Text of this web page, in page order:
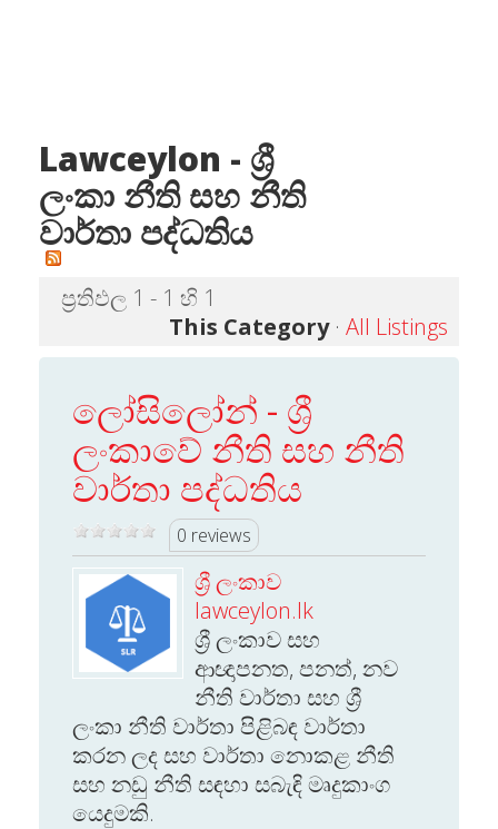
Lawceylon - ශ්‍රී
ලංකා නීති සහ නීති
වාර්තා පද්ධතිය
ප්‍රතිඵල 1 - 1 හි 1
This Category· All Listings
ලෝසිලෝන් - ශ්‍රී
ලංකාවේ නීති සහ නීති
වාර්තා පද්ධතිය
0 reviews
ශ්‍රී ලංකාව
lawceylon.lk
ශ්‍රී ලංකාව සහ
ආඥාපනත, පනත්, නව
නීති වාර්තා සහ ශ්‍රී
ලංකා නීති වාර්තා පිළිබඳ වාර්තා
කරන ලද සහ වාර්තා නොකළ නීති
සහ නඩු නීති සඳහා සබැඳි මෘදුකාංග
යෙදුමකි.